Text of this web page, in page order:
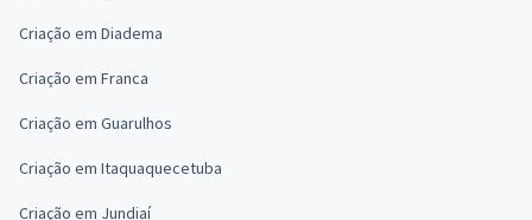
Criação em Diadema
Criação em Franca
Criação em Guarulhos
Criação em Itaquaquecetuba
Criação em Jundiaí